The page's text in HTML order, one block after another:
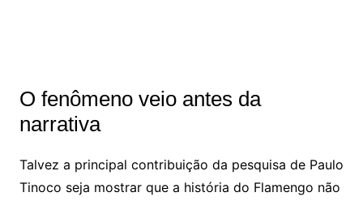
O fenômeno veio antes da
narrativa
Talvez a principal contribuição da pesquisa de Paulo
Tinoco seja mostrar que a história do Flamengo não